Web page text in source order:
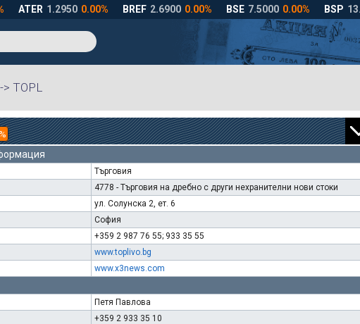
-> TOPL
Търговия
4778 - Търговия на дребно с други нехранителни нови стоки
ул. Солунска 2, ет. 6
София
+359 2 987 76 55; 933 35 55
www.toplivo.bg
www.x3news.com
Петя Павлова
+359 2 933 35 10